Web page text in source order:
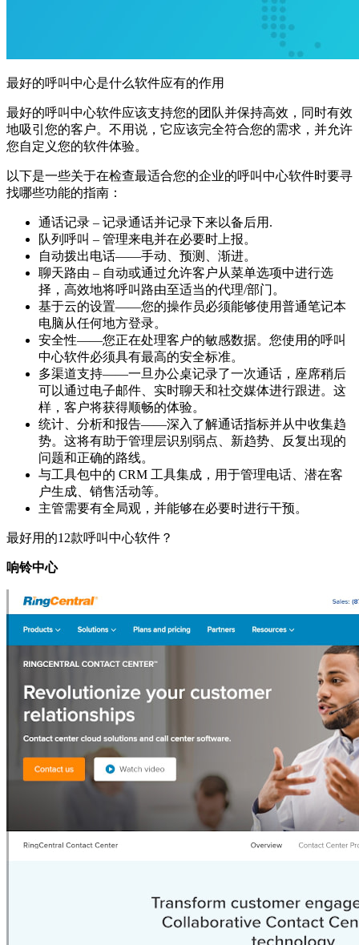
最好的呼叫中心是什么软件应有的作用
最好的呼叫中心软件应该支持您的团队并保持高效，同时有效
地吸引您的客户。不用说，它应该完全符合您的需求，并允许
您自定义您的软件体验。
以下是一些关于在检查最适合您的企业的呼叫中心软件时要寻
找哪些功能的指南：
通话记录 – 记录通话并记录下来以备后用.
队列呼叫 – 管理来电并在必要时上报。
自动拨出电话——手动、预测、渐进。
聊天路由 – 自动或通过允许客户从菜单选项中进行选
择，高效地将呼叫路由至适当的代理/部门。
基于云的设置——您的操作员必须能够使用普通笔记本
电脑从任何地方登录。
安全性——您正在处理客户的敏感数据。您使用的呼叫
中心软件必须具有最高的安全标准。
多渠道支持——一旦办公桌记录了一次通话，座席稍后
可以通过电子邮件、实时聊天和社交媒体进行跟进。这
样，客户将获得顺畅的体验。
统计、分析和报告——深入了解通话指标并从中收集趋
势。这将有助于管理层识别弱点、新趋势、反复出现的
问题和正确的路线。
与工具包中的 CRM 工具集成，用于管理电话、潜在客
户生成、销售活动等。
主管需要有全局观，并能够在必要时进行干预。
最好用的12款呼叫中心软件？
响铃中心